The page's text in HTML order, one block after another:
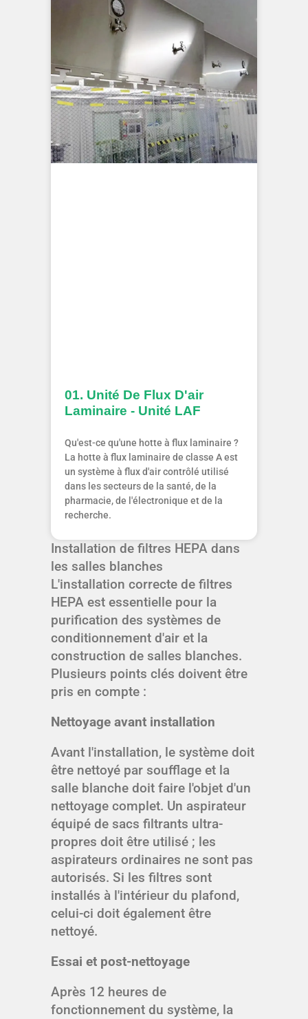
01. Unité De Flux D'air
Laminaire - Unité LAF
Qu'est-ce qu'une hotte à flux laminaire ?
La hotte à flux laminaire de classe A est
un système à flux d'air contrôlé utilisé
dans les secteurs de la santé, de la
pharmacie, de l'électronique et de la
recherche.
Installation de filtres HEPA dans
les salles blanches
L'installation correcte de filtres
HEPA est essentielle pour la
purification des systèmes de
conditionnement d'air et la
construction de salles blanches.
Plusieurs points clés doivent être
pris en compte :
Nettoyage avant installation
Avant l'installation, le système doit
être nettoyé par soufflage et la
salle blanche doit faire l'objet d'un
nettoyage complet. Un aspirateur
équipé de sacs filtrants ultra-
propres doit être utilisé ; les
aspirateurs ordinaires ne sont pas
autorisés. Si les filtres sont
installés à l'intérieur du plafond,
celui-ci doit également être
nettoyé.
Essai et post-nettoyage
Après 12 heures de
fonctionnement du système, la